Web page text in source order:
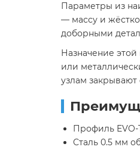
Параметры из
— массу и
доборными
Назначение
или
узлам
Профиль
Сталь 0.5 мм